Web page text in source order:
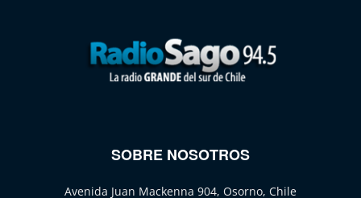
SOBRE NOSOTROS
Avenida Juan Mackenna 904, Osorno, Chile